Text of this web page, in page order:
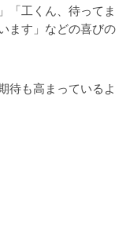
「工くん、待ってま
ます」などの喜びの
待も高まっているよ